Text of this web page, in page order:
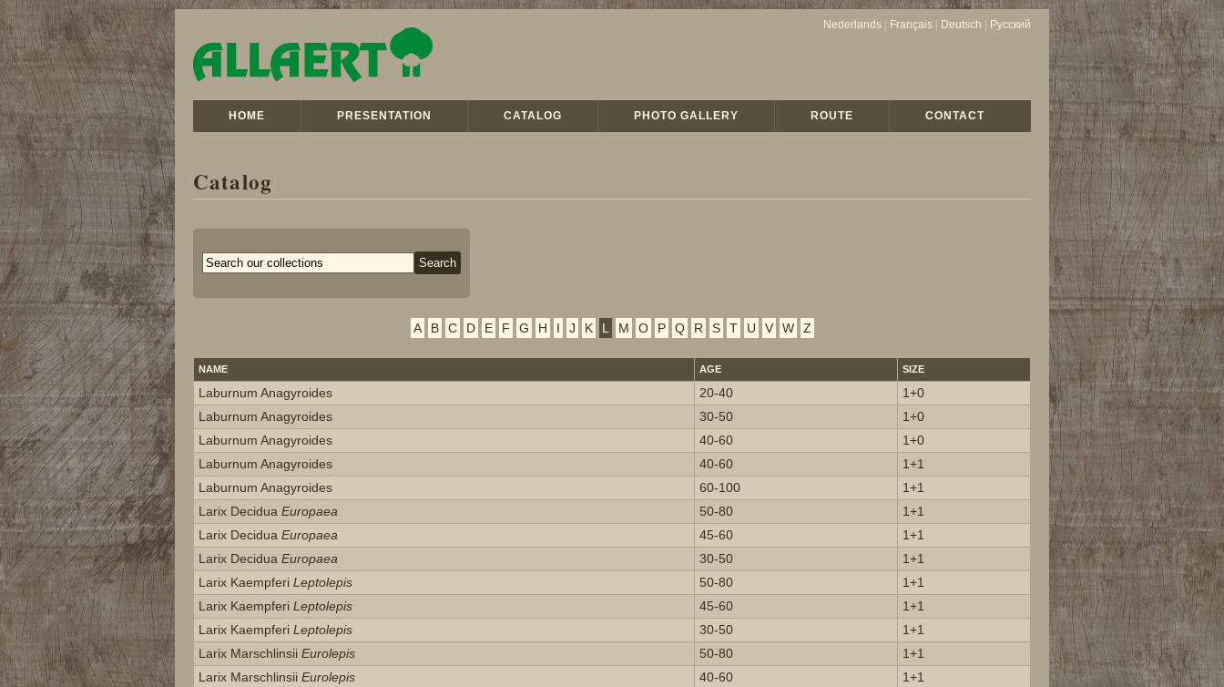
Nederlands Français Deutsch Русский
HOME PRESENTATION CATALOG PHOTO GALLERY ROUTE CONTACT
Catalog
A B C D E F G H I J K L M O P Q R S T U V W Z
NAME AGE SIZE
Laburnum Anagyroides 20-40
1+0
Laburnum Anagyroides
30-50
1+0
Laburnum Anagyroides
40-60
1+0
Laburnum Anagyroides
40-60
1+1
Laburnum Anagyroides
60-100
1+1
Larix Decidua Europaea 50-80
1+1
Larix Decidua Europaea 45-60
1+1
Larix Decidua Europaea 30-50
1+1
Larix Kaempferi Leptolepis 50-80
1+1
Larix Kaempferi Leptolepis 45-60
1+1
Larix Kaempferi Leptolepis 30-50
1+1
Larix Marschlinsii Eurolepis 50-80
1+1
Larix Marschlinsii Eurolepis 40-60
1+1